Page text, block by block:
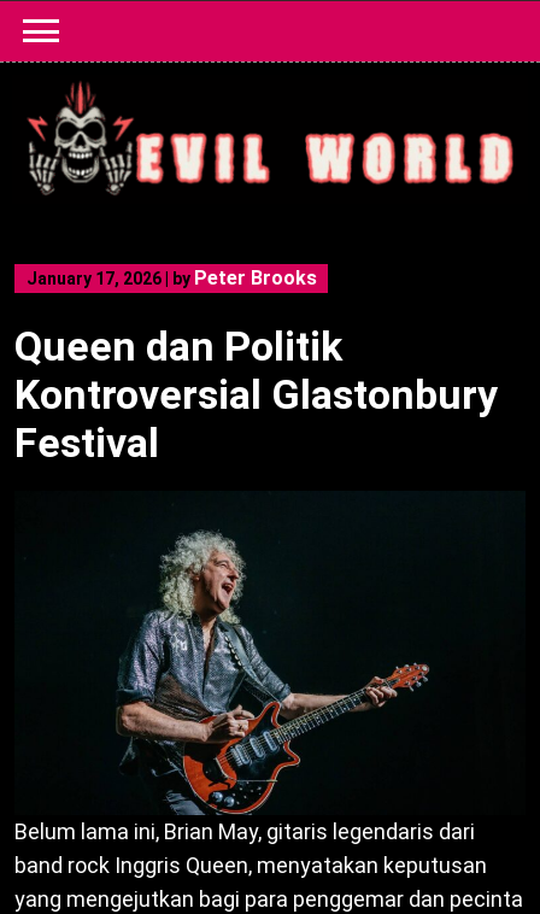
content
January 17, 2026 by Peter Brooks
Queen dan Politik
Kontroversial Glastonbury
Festival
Belum lama ini, Brian May, gitaris legendaris dari
band rock Inggris Queen, menyatakan keputusan
yang mengejutkan bagi para penggemar dan pecinta